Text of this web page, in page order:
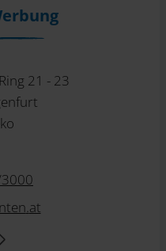
21 - 23
.at